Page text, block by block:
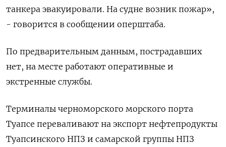
танкера эвакуировали. На судне возник пожар»,
- говорится в сообщении оперштаба.
По предварительным данным, пострадавших
нет, на месте работают оперативные и
экстренные службы.
Терминалы черноморского морского порта
Туапсе переваливают на экспорт нефтепродукты
Туапсинского НПЗ и самарской группы НПЗ